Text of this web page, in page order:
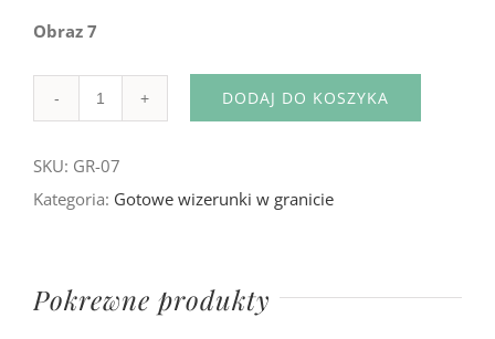
Obraz 7
DODAJ DO KOSZYKA
SKU: GR-07
Kategoria: Gotowe wizerunki w granicie
Pokrewne produkty